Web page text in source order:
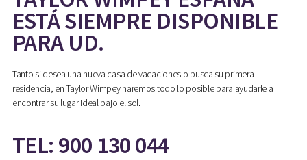
ESTÁ SIEMPRE DISPONIBLE
PARA UD.
Tanto si desea una nueva casa de vacaciones o busca su primera
residencia, en Taylor Wimpey haremos todo lo posible para ayudarle a
encontrar su lugar ideal bajo el sol.
TEL: 900 130 044